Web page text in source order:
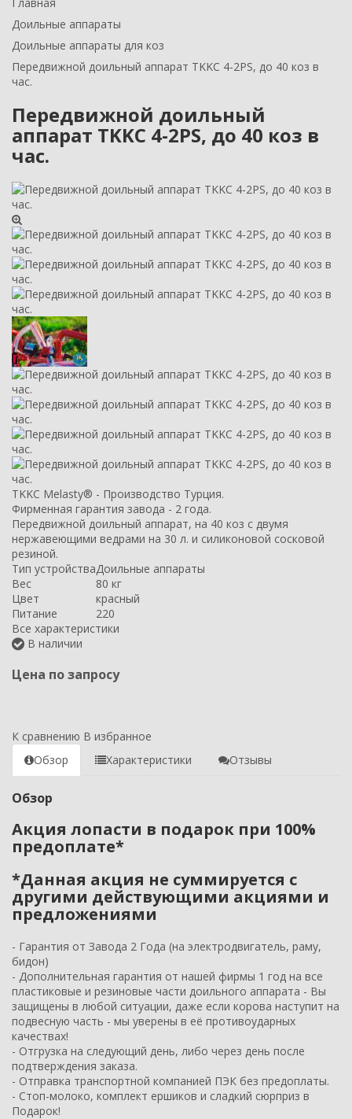
Доильные аппараты
Доильные аппараты для коз
Передвижной доильный аппарат TKKC 4-2PS, до 40 коз в
час.
Передвижной доильный
аппарат TKKC 4-2PS, до 40 коз в
час.
TKKC Melasty® - Производство Турция.
Фирменная гарантия завода - 2 года.
Передвижной доильный аппарат, на 40 коз с двумя
нержавеющими ведрами на 30 л. и силиконовой сосковой
резиной.
Тип устройстваДоильные аппараты
Вес
80 кг
Цвет
красный
Питание
220
Все характеристики
В наличии
Цена по запросу
К сравнению В избранное
Обзор
Характеристики Отзывы
Обзор
Акция лопасти в подарок при 100%
предоплате*
*Данная акция не суммируется с
другими действующими акциями и
предложениями
- Гарантия от Завода 2 Года (на электродвигатель, раму,
бидон)
- Дополнительная гарантия от нашей фирмы 1 год на все
пластиковые и резиновые части доильного аппарата - Вы
защищены в любой ситуации, даже если корова наступит на
подвесную часть - мы уверены в её противоударных
качествах!
- Отгрузка на следующий день, либо через день после
подтверждения заказа.
- Отправка транспортной компанией ПЭК без предоплаты.
- Стоп-молоко, комплект ершиков и сладкий сюрприз в
Подарок!